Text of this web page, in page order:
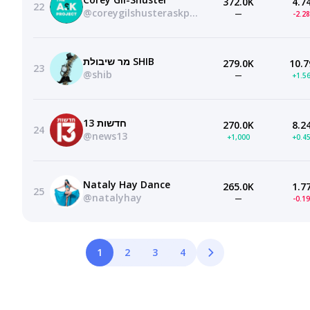
22
@coreygilshusteraskproject
— -
23
מר שיבולת SHIB
@shib
279.0K
—
24
חדשות 13
@news13
270.0K
+1,000
25
Nataly Hay Dance
@natalyhay
265.0K
— -
1 2 3 4